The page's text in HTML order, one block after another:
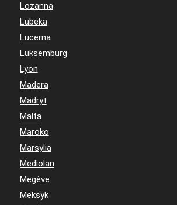
Lozanna
Lubeka
Lucerna
Luksemburg
Lyon
Madera
Madryt
Malta
Maroko
Marsylia
Mediolan
Megève
Meksyk